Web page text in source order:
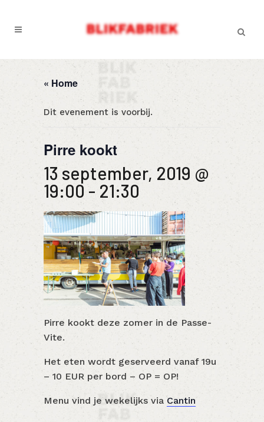
« Home
Dit evenement is voorbij.
Pirre kookt
13 september, 2019 @
19:00 - 21:30
Pirre kookt deze zomer in de Passe-
Vite.
Het eten wordt geserveerd vanaf 19u
– 10 EUR per bord – OP = OP!
Menu vind je wekelijks viaCantin